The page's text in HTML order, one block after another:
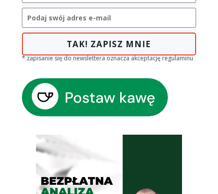
TAK! ZAPISZ MNIE
* zapisanie się do newslettera oznacza akceptację regulaminu